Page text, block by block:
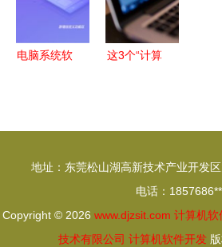
电脑系统软
这3个“计算
地址：东莞松山湖高新技术产业开发
电话：1857686**
Copyright © 2026 www.djzsit.com 计算机软
技术有限公司 计算机软件开发